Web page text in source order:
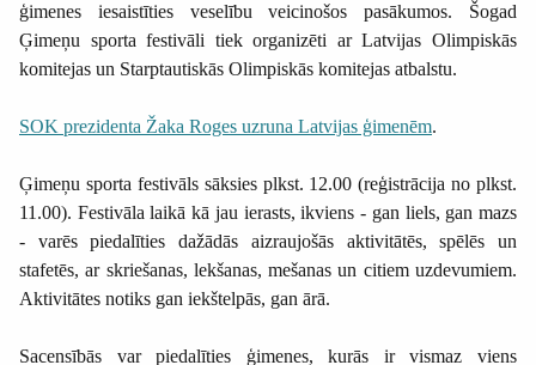
ģimenes iesaistīties veselību veicinošos pasākumos. Šogad
Ģimeņu sporta festivāli tiek organizēti ar Latvijas Olimpiskās
komitejas un Starptautiskās Olimpiskās komitejas atbalstu.
SOK prezidenta Žaka Roges uzruna Latvijas ģimenēm.
Ģimeņu sporta festivāls sāksies plkst. 12.00 (reģistrācija no plkst.
11.00). Festivāla laikā kā jau ierasts, ikviens - gan liels, gan mazs
- varēs piedalīties dažādās aizraujošās aktivitātēs, spēlēs un
stafetēs, ar skriešanas, lekšanas, mešanas un citiem uzdevumiem.
Aktivitātes notiks gan iekštelpās, gan ārā.
Sacensībās var piedalīties ģimenes, kurās ir vismaz viens